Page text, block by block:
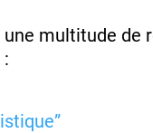
multitude de